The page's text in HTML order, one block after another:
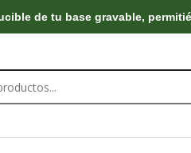
de tu base gravable,